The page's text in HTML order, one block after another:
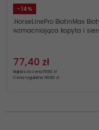
- 14%
.HorseLinePro BiotinMax
wzmacniająca kopyta i
77,40 zł
Najniższa cena76.50 zł
Cena regularna: 90.00 zł